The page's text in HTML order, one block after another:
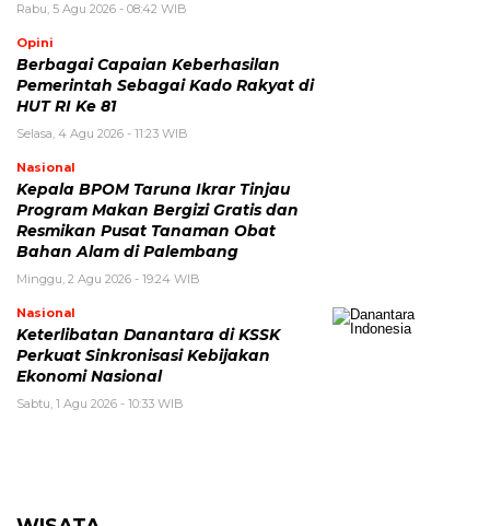
Rabu, 5 Agu 2026 - 08:42 WIB
Opini
Berbagai Capaian Keberhasilan
Pemerintah Sebagai Kado Rakyat di
HUT RI Ke 81
Selasa, 4 Agu 2026 - 11:23 WIB
Nasional
Kepala BPOM Taruna Ikrar Tinjau
Program Makan Bergizi Gratis dan
Resmikan Pusat Tanaman Obat
Bahan Alam di Palembang
Minggu, 2 Agu 2026 - 19:24 WIB
Nasional
Keterlibatan Danantara di KSSK
Perkuat Sinkronisasi Kebijakan
Ekonomi Nasional
Sabtu, 1 Agu 2026 - 10:33 WIB